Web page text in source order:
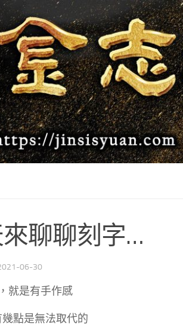
聊聊刻字…
06-30
就是有手作感
幾點是無法取代的